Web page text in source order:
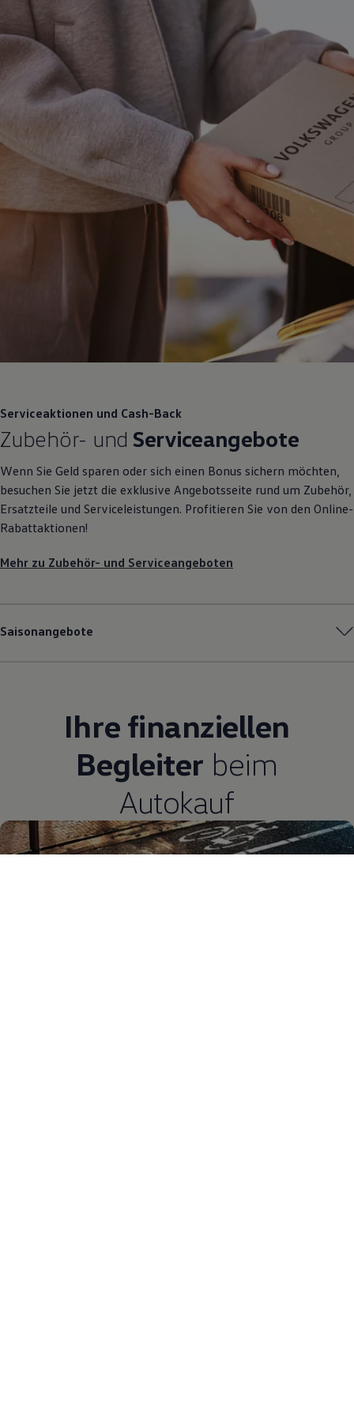
Serviceaktionen und Cash-Back
Zubehör- und Serviceangebote
Wenn Sie Geld sparen oder sich einen Bonus sichern möchten,
besuchen Sie jetzt die exklusive Angebotsseite rund um Zubehör,
Ersatzteile und Serviceleistungen. Profitieren Sie von den Online-
Rabattaktionen!
Mehr zu Zubehör- und Serviceangeboten
Saisonangebote
Ihre finanziellen
Begleiter beim
Autokauf